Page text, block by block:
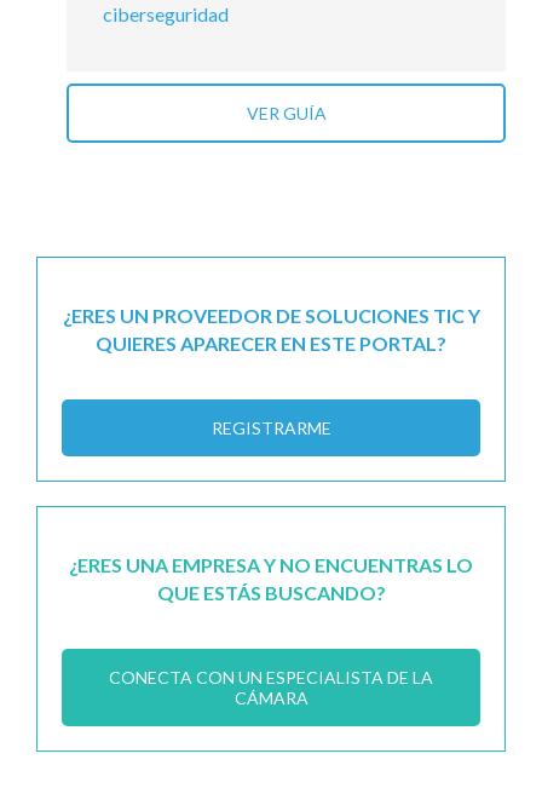
ciberseguridad
VER GUÍA
¿ERES UN PROVEEDOR DE SOLUCIONES TIC Y
QUIERES APARECER EN ESTE PORTAL?
REGISTRARME
¿ERES UNA EMPRESA Y NO ENCUENTRAS LO
QUE ESTÁS BUSCANDO?
CONECTA CON UN ESPECIALISTA DE LA
CÁMARA